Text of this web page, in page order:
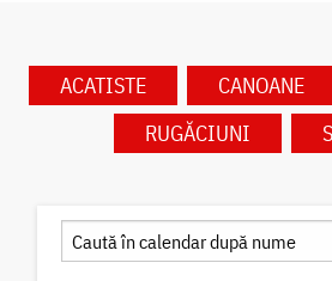
ACATISTE CANOANE
RUGĂCIUNI